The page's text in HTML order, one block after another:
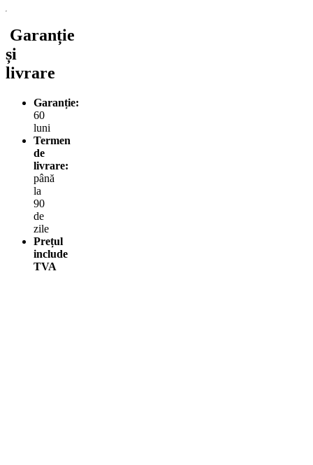
Garanție
și
livrare
Garanție:
60
luni
Termen
de
livrare:
până
la
90
de
zile
Prețul
include
TVA